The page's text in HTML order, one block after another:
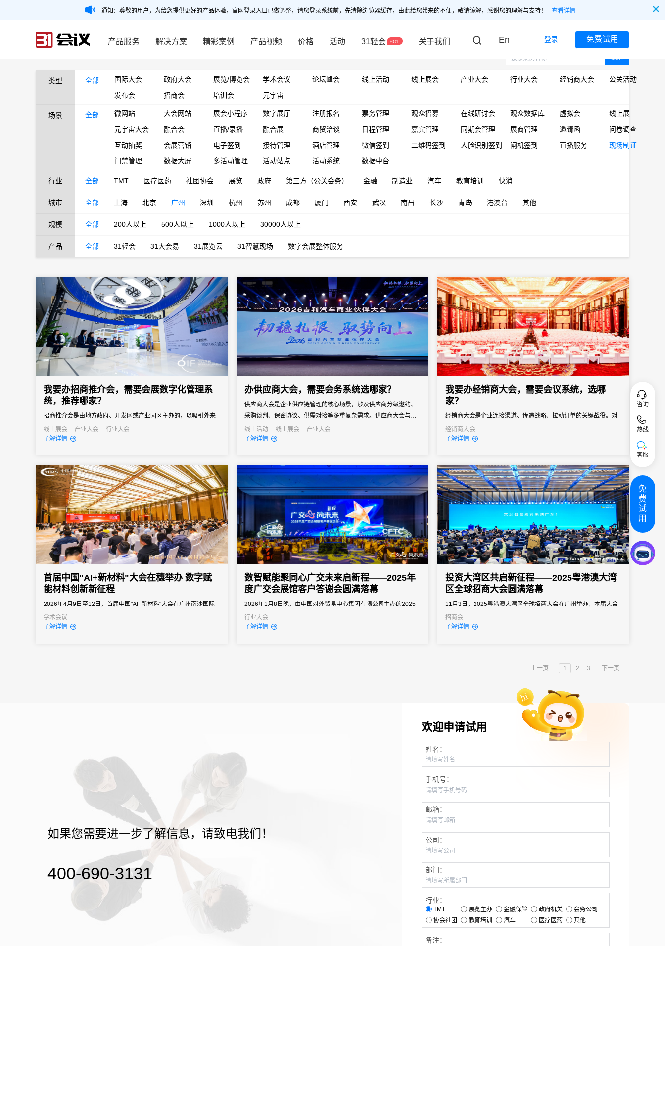
通知：尊敬的用户，为给您提供更好的产品体验，官网登录入口已做调整，请您登录系统前，先清除浏览器缓存，由此给您带来的不便，敬请谅解，感谢您的理解与支持！ 查看详情
产品服务 解决方案 精彩案例 产品视频 价格 活动 31轻会 关于我们 En 登录 免费试用
类型 全部 国际大会 政府大会 展览/博览会 学术会议 论坛峰会 线上活动 线上展会 产业大会 行业大会 经销商大会
公关活动
发布会
招商会 培训会 元宇宙
场景 全部 微网站 大会网站 展会小程序 数字展厅 注册报名 票务管理 观众招募 在线研讨会 观众数据库 虚拟会
线上展
元宇宙大会
融合会 直播/录播 融合展 商贸洽谈 日程管理 嘉宾管理 同期会管理 展商管理 邀请函
问卷调查
互动抽奖
会展营销 电子签到 接待管理 酒店管理 微信签到 二维码签到 人脸识别签到 闸机签到 直播服务
现场制证
门禁管理
数据大屏 多活动管理 活动站点 活动系统 数据中台
行业 全部 TMT 医疗医药 社团协会 展览 政府 第三方（公关会务） 金融 制造业 汽车 教育培训 快消
城市 全部 上海 北京 广州 深圳 杭州 苏州 成都 厦门 西安 武汉 南昌 长沙 青岛 港澳台 其他
规模 全部 200人以上 500人以上 1000人以上 30000人以上
产品 全部 31轻会 31大会易 31展览云 31智慧现场 数字会展整体服务
我要办招商推介会，需要会展数字化管理系
统，推荐哪家？
招商推介会是由地方政府、开发区或产业园区主办的，以吸引外来
投资、促进产业落地为核心目标的专题商务活动。参会客商涵盖世
界500强、行业龙头、投资机构和商会协会，单场活动潜在投资意
会务系统不...
线上展会 产业大会
行业大会
了解详情
办供应商大会，需要会务系统选哪家？
供应商大会是企业供应链管理的核心场景，涉及供应商分级邀约、
采购谈判、保密协议、供需对接等多重复杂需求。供应商大会与普
通企业会议有本质区别——它既是企业面向供应链伙伴的年度沟通
窗口，也是采购策略落地、供需关系深化的关键场景。
线上活动 线上展会
产业大会
了解详情
我要办经销商大会，需要会议系统，选哪
家？
经销商大会是企业连接渠道、传递战略、拉动订单的关键战役。对
品牌商而言，它不只是“开一场会”，而是年度政策发布、销售目标分
解、渠道关系维护的核心节点。一场成功的经销商大会，能让经销
业绩...
经销商大会
了解详情
首届中国"AI+新材料"大会在穗举办 数字赋
能材料创新新征程
2026年4月9日至12日，首届中国"AI+新材料"大会在广州南沙国际
会展中心圆满落幕。
学术会议
了解详情
数智赋能聚同心广交未来启新程——2025年
度广交会展馆客户答谢会圆满落幕
2026年1月8日晚，由中国对外贸易中心集团有限公司主办的2025
年度广交会展馆客户答谢活动，在广州市广交会堂成功举办。本次
活动以“广交心向未来”为主题，邀请政府部门、行业协会、展会主
行业大会
了解详情
投资大湾区共启新征程——2025粤港澳大湾
区全球招商大会圆满落幕
11月3日，2025粤港澳大湾区全球招商大会在广州举办，本届大会
延续“投资大湾区，共创美好未来”的核心主题，围绕“创新发展、区
域协同”两大方向，构建“1+9+N”活动体系——1场主场活动、9场珠
招商会
了解详情
上一页 1 2 3 下一页
如果您需要进一步了解信息，请致电我们！
400-690-3131
欢迎申请试用
姓名：
手机号：
邮箱：
公司：
部门：
行业：
TMT 展览主办 金融保险 政府机关
会务公司
协会社团
教育培训 汽车 医疗医药 其他
备注：
咨询
热线
客服
免
费
试
用